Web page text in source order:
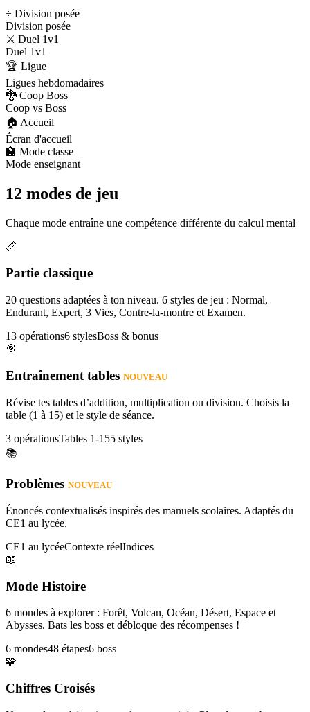
÷ Division posée
Division posée
⚔️ Duel 1v1
Duel 1v1
🏆 Ligue
Ligues hebdomadaires
🐉 Coop Boss
Coop vs Boss
🏠 Accueil
Écran d'accueil
🏫 Mode classe
Mode enseignant
12 modes de jeu
Chaque mode entraîne une compétence différente du calcul mental
📏
Partie classique
20 questions adaptées à ton niveau. 6 styles de jeu : Normal,
Endurant, Expert, 3 Vies, Contre-la-montre et Examen.
13 opérations6 stylesBoss & bonus
🎯
Entraînement tables NOUVEAU
Révise tes tables d’addition, multiplication ou division. Choisis la
table (1 à 15) et le style de séance.
3 opérationsTables 1-155 styles
📚
Problèmes NOUVEAU
Énoncés contextualisés inspirés des manuels scolaires. Adaptés du
CE1 au lycée.
CE1 au lycéeContexte réelIndices
📖
Mode Histoire
6 mondes à explorer : Forêt, Volcan, Océan, Désert, Espace et
Abysses. Bats les boss et débloque des récompenses !
6 mondes48 étapes6 boss
🧩
Chiffres Croisés